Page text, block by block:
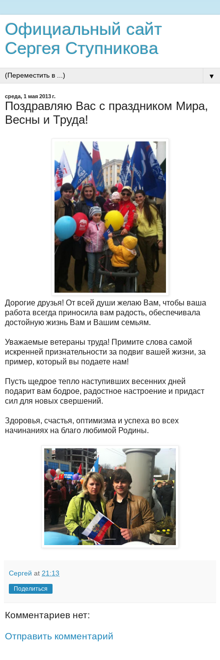
Официальный сайт
Сергея Ступникова
▼
среда, 1 мая 2013 г.
Поздравляю Вас с праздником Мира,
Весны и Труда!
Дорогие друзья! От всей души желаю Вам, чтобы ваша
работа всегда приносила вам радость, обеспечивала
достойную жизнь Вам и Вашим семьям.
Уважаемые ветераны труда! Примите слова самой
искренней признательности за подвиг вашей жизни, за
пример, который вы подаете нам!
Пусть щедрое тепло наступивших весенних дней
подарит вам бодрое, радостное настроение и придаст
сил для новых свершений.
Здоровья, счастья, оптимизма и успеха во всех
начинаниях на благо любимой Родины.
Сергей at 21:13
Поделиться
Комментариев нет:
Отправить комментарий